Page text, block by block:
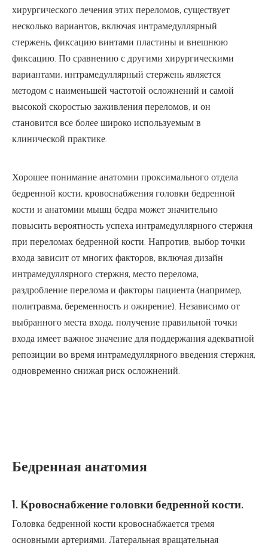
хирургического лечения этих переломов, существует
несколько вариантов, включая интрамедуллярный
стержень, фиксацию винтами пластины и внешнюю
фиксацию. По сравнению с другими хирургическими
вариантами, интрамедуллярный стержень является
методом с наименьшей частотой осложнений и самой
высокой скоростью заживления переломов, и он
становится все более широко используемым в
клинической практике.
Хорошее понимание анатомии проксимального отдела
бедренной кости, кровоснабжения головки бедренной
кости и анатомии мышц бедра может значительно
повысить вероятность успеха интрамедуллярного стержня
при переломах бедренной кости. Напротив, выбор точки
входа зависит от многих факторов, включая дизайн
интрамедуллярного стержня, место перелома,
раздробление перелома и факторы пациента (например,
политравма, беременность и ожирение). Независимо от
выбранного места входа, получение правильной точки
входа имеет важное значение для поддержания адекватной
репозиции во время интрамедуллярного введения стержня,
одновременно снижая риск осложнений.
Бедренная анатомия
1. Кровоснабжение головки бедренной кости.
Головка бедренной кости кровоснабжается тремя
основными артериями. Латеральная вращательная